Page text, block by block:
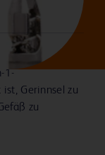
1-
Gerinnsel zu
zu